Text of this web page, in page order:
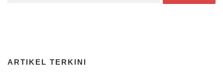
ARTIKEL TERKINI